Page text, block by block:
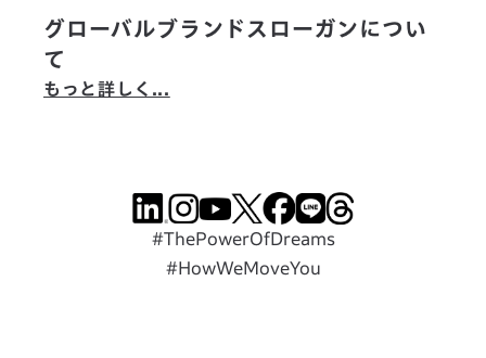
グローバルブランドスローガンについ
て
もっと詳しく...
#ThePowerOfDreams
#HowWeMoveYou